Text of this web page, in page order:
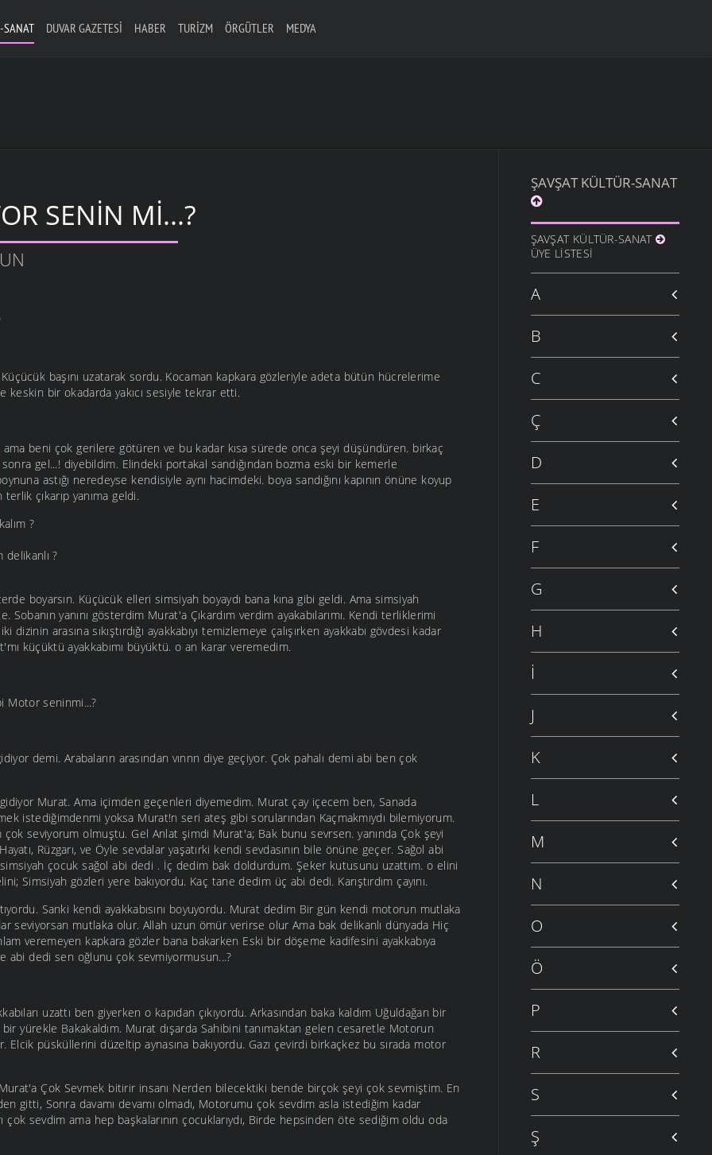
SANAT DUVAR GAZETESI HABER TURIZM ÖRGÜTLER MEDYA
SENIN MI...?
Küçücük başını uzatarak sordu. Kocaman kapkara gözleriyle adeta bütün hücrelerime
keskin bir okadarda yakıcı sesiyle tekrar etti.
beni çok gerilere götüren ve bu kadar kısa sürede onca şeyi düşündüren. birkaç
gel...! diyebildim. Elindeki portakal sandığından bozma eski bir kemerle
astığı neredeyse kendisiyle aynı hacimdeki. boya sandığını kapının önüne koyup
çıkarıp yanıma geldi.
?
delikanlı ?
boyarsın. Küçücük elleri simsiyah boyaydı bana kına gibi geldi. Ama simsiyah
Sobanın yanını gösterdim Murat'a Çıkardım verdim ayakabılarımı. Kendi terliklerimi
dizinin arasına sıkıştırdığı ayakkabıyı temizlemeye çalışırken ayakkabı gövdesi kadar
küçüktü ayakkabımı büyüktü. o an karar veremedim.
Motor seninmi...?
demi. Arabaların arasından vınnn diye geçiyor. Çok pahalı demi abi ben çok
gidiyor Murat. Ama içimden geçenleri diyemedim. Murat çay içecem ben, Sanada
istediğimdenmi yoksa Murat!n seri ateş gibi sorularından Kaçmakmıydı bilemiyorum.
çok seviyorum olmuştu. Gel Anlat şimdi Murat'a; Bak bunu sevrsen. yanında Çok şeyi
Rüzgarı, ve Öyle sevdalar yaşatırki kendi sevdasının bile önüne geçer. Sağol abi
çocuk sağol abi dedi . İç dedim bak doldurdum. Şeker kutusunu uzattım. o elini
Simsiyah gözleri yere bakıyordu. Kaç tane dedim üç abi dedi. Karıştırdım çayını.
Sanki kendi ayakkabısını boyuyordu. Murat dedim Bir gün kendi motorun mutlaka
seviyorsan mutlaka olur. Allah uzun ömür verirse olur Ama bak delikanlı dünyada Hiç
veremeyen kapkara gözler bana bakarken Eski bir döşeme kadifesini ayakkabıya
abi dedi sen oğlunu çok sevmiyormusun...?
uzattı ben giyerken o kapıdan çıkıyordu. Arkasından baka kaldım Uğuldağan bir
bir yürekle Bakakaldım. Murat dışarda Sahibini tanımaktan gelen cesaretle Motorun
Elcik püsküllerini düzeltip aynasına bakıyordu. Gazı çevirdi birkaçkez bu sırada motor
Murat'a Çok Sevmek bitirir insanı Nerden bilecektiki bende birçok şeyi çok sevmiştim. En
gitti, Sonra davamı devamı olmadı, Motorumu çok sevdim asla istediğim kadar
çok sevdim ama hep başkalarının çocuklarıydı, Birde hepsinden öte sediğim oldu oda
ŞAVŞAT KÜLTÜR-SANAT
ŞAVŞAT KÜLTÜR-SANAT
ÜYE LISTESI
A
B
C
Ç
D
E
F
G
H
İ
J
K
L
M
N
O
Ö
P
R
S
Ş